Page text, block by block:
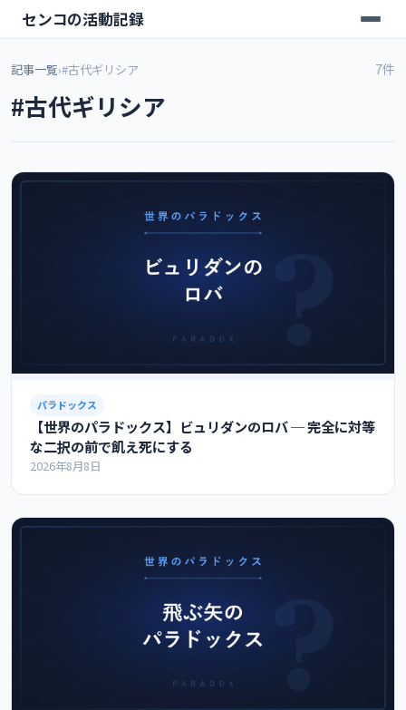
センコの活動記録
記事一覧›#古代ギリシア
#古代ギリシア
7件
パラドックス
【世界のパラドックス】ビュリダンのロバ ─ 完全に対等
な二択の前で飢え死にする
2026年8月8日